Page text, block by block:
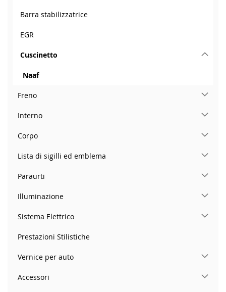
Barra stabilizzatrice
EGR
Cuscinetto
Naaf
Freno
Interno
Corpo
Lista di sigilli ed emblema
Paraurti
Illuminazione
Sistema Elettrico
Prestazioni Stilistiche
Vernice per auto
Accessori